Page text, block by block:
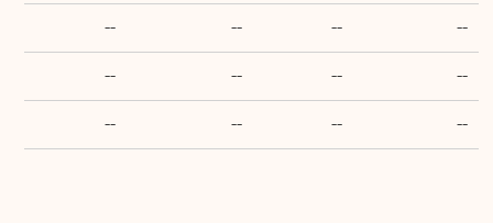
--
--
--
--
--
--
--
--
--
--
--
--